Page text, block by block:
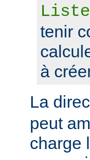
tenir
à
La
peut
charge